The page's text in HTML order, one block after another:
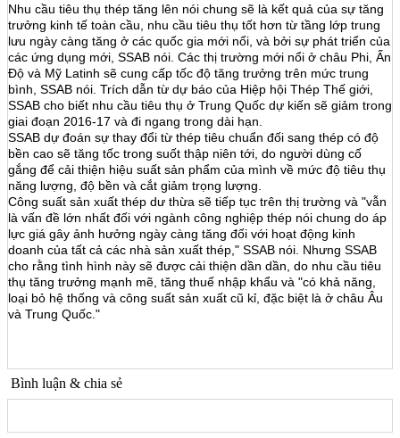
Nhu cầu tiêu thụ thép tăng lên nói chung sẽ là kết quả của sự tăng
trưởng kinh tế toàn cầu, nhu cầu tiêu thụ tốt hơn từ tầng lớp trung
lưu ngày càng tăng ở các quốc gia mới nổi, và bởi sự phát triển của
các ứng dụng mới, SSAB nói. Các thị trường mới nổi ở châu Phi, Ấn
Độ và Mỹ Latinh sẽ cung cấp tốc độ tăng trưởng trên mức trung
bình, SSAB nói. Trích dẫn từ dự báo của Hiệp hội Thép Thế giới,
SSAB cho biết nhu cầu tiêu thụ ở Trung Quốc dự kiến ​​sẽ giảm trong
giai đoạn 2016-17 và đi ngang trong dài hạn.
SSAB dự đoán sự thay đổi từ thép tiêu chuẩn đối sang thép có độ
bền cao sẽ tăng tốc trong suốt thập niên tới, do người dùng cố
gắng để cải thiện hiệu suất sản phẩm của mình về mức độ tiêu thụ
năng lượng, độ bền và cắt giảm trọng lượng.
Công suất sản xuất thép dư thừa sẽ tiếp tục trên thị trường và "vẫn
là vấn đề lớn nhất đối với ngành công nghiệp thép nói chung do áp
lực giá gây ảnh hưởng ngày càng tăng đối với hoạt động kinh
doanh của tất cả các nhà sản xuất thép," SSAB nói. Nhưng SSAB
cho rằng tình hình này sẽ được cải thiện dần dần, do nhu cầu tiêu
thụ tăng trưởng mạnh mẽ, tăng thuế nhập khẩu và "có khả năng,
loại bỏ hệ thống và công suất sản xuất cũ kỉ, đặc biệt là ở châu Âu
và Trung Quốc."
Bình luận & chia sẻ